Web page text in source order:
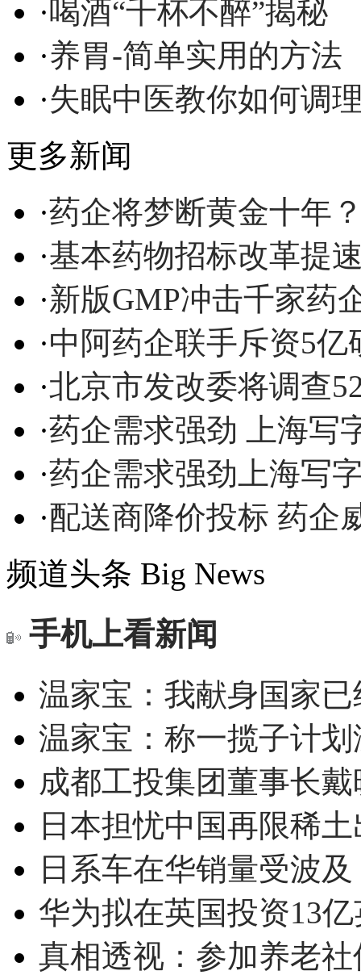
·喝酒“千杯不醉”揭秘
·养胃-简单实用的方法
·失眠中医教你如何调
更多新闻
·药企将梦断黄金十年
·基本药物招标改革提
·新版GMP冲击千家药
·中阿药企联手斥资5
·北京市发改委将调查
·药企需求强劲 上海写
·药企需求强劲上海写
·配送商降价投标 药企
频道头条 Big News
手机上看新闻
温家宝：我献身国家
温家宝：称一揽子计
成都工投集团董事长
日本担忧中国再限稀
日系车在华销量受波
华为拟在英国投资13
真相透视：参加养老